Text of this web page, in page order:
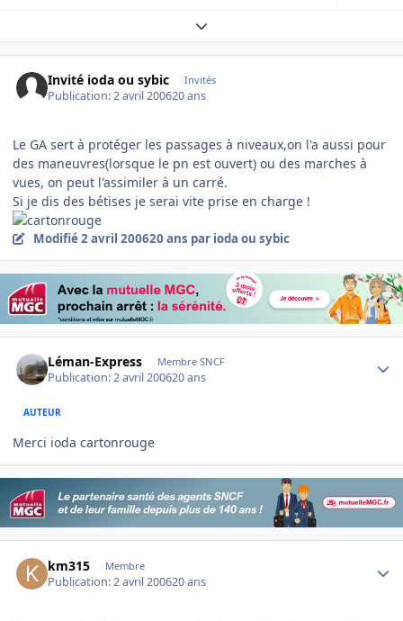
Expand topic overview
Invité ioda ou sybic Invités
Publication:2 avril 200620 ans
Le GA sert à protéger les passages à niveaux,on l'a aussi pour
des maneuvres(lorsque le pn est ouvert) ou des marches à
vues, on peut l'assimiler à un carré.
Si je dis des bétises je serai vite prise en charge !
Modifié2 avril 200620 ans par ioda ou sybic
Léman-Express Membre SNCF
Publication:2 avril 200620 ans
AUTEUR
Merci ioda cartonrouge
km315 Membre
Publication:2 avril 200620 ans